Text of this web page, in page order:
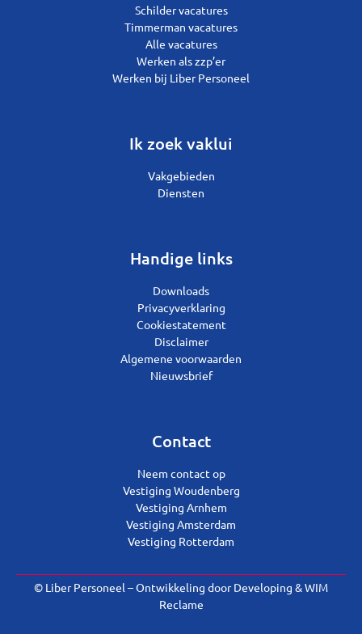
Schilder vacatures
Timmerman vacatures
Alle vacatures
Werken als zzp’er
Werken bij Liber Personeel
Ik zoek vaklui
Vakgebieden
Diensten
Handige links
Downloads
Privacyverklaring
Cookiestatement
Disclaimer
Algemene voorwaarden
Nieuwsbrief
Contact
Neem contact op
Vestiging Woudenberg
Vestiging Arnhem
Vestiging Amsterdam
Vestiging Rotterdam
© Liber Personeel – Ontwikkeling doorDeveloping &WIM
Reclame